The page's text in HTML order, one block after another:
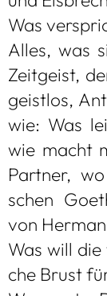
Was
Alles, was
Zeit­geist,
geist­los,
wie: Was
wie macht
Part­ner,
schen
von
Was will
che Brust